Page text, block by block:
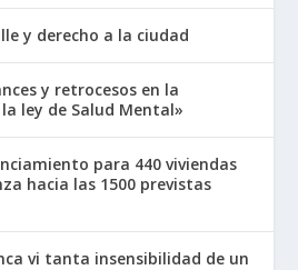
y derecho a la ciudad
y retrocesos en la
ley de Salud Mental»
para 440 viviendas
hacia las 1500 previstas
vi tanta insensibilidad de un